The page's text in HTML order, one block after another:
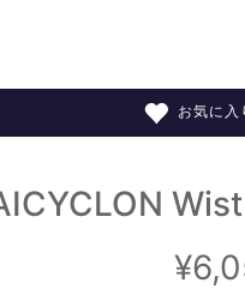
お気に入